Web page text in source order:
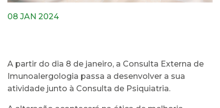
08 JAN 2024
A partir do dia 8 de janeiro, a Consulta Externa de
Imunoalergologia passa a desenvolver a sua
atividade junto à Consulta de Psiquiatria.